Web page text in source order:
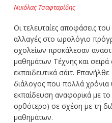
Νικόλας Τσαφταρίδης
Οι τελευταίες αποφάσεις
αλλαγές στο ωρολόγιο
σχολείων προκάλεσαν
μαθημάτων Τέχνης και
εκπαιδευτικά σάιτ.
διάλογος που πολλά
εκπαίδευση αναφορικά με
ορθότερο) σε σχέση με τη
μαθημάτων.